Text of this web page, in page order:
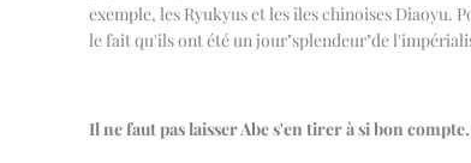
exemple, les Ryukyus et les îles chinoises Diaoyu.
le fait qu'ils ont été un jour"splendeur"de
Il ne faut pas laisser Abe s'en tirer à si bon compte.